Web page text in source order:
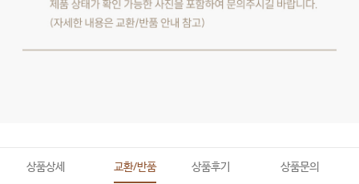
상품상세 교환/반품 상품후기 상품문의